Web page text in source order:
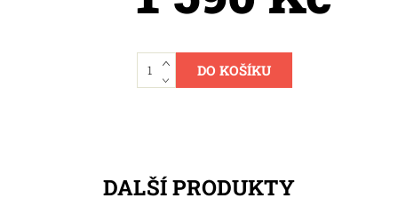
DALŠÍ PRODUKTY